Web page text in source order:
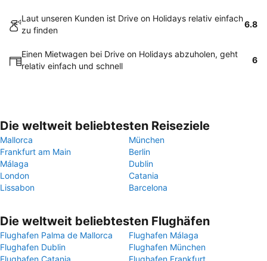
Laut unseren Kunden ist Drive on Holidays relativ einfach
zu finden
6.8
Einen Mietwagen bei Drive on Holidays abzuholen, geht
relativ einfach und schnell
6
Die weltweit beliebtesten Reiseziele
Mallorca
München
Frankfurt am Main
Berlin
Málaga
Dublin
London
Catania
Lissabon
Barcelona
Die weltweit beliebtesten Flughäfen
Flughafen Palma de Mallorca
Flughafen Málaga
Flughafen Dublin
Flughafen München
Flughafen Catania
Flughafen Frankfurt